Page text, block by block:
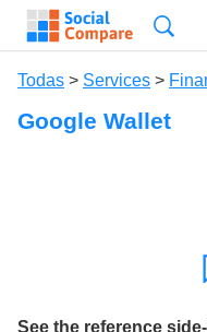
Todas > Services >
Google Wallet
See the reference